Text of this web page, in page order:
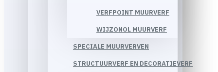
VERFPOINT MUURVERF
WIJZONOL MUURVERF
SPECIALE MUURVERVEN
STRUCTUURVERF EN DECORATIEVERF